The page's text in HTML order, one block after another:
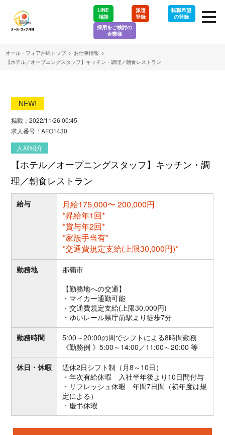
LINE
相談
派遣
登録
転職希望
の登録
採用をご検討の
企業様
オール・フォア沖縄トップ > お仕事情報 >
【ホテル／オープニングスタッフ】キッチン・調理／朝食レストラン
NEW!
掲載：2022/11/26 00:45
求人番号：AFO1430
人材紹介
【ホテル／オープニングスタッフ】キッチン・調
理／朝食レストラン
給与
月給175,000〜 200,000円
*昇給年1回*
*賞与年2回*
*家族手当有*
*交通費規定支給(上限30,000円)*
勤務地
那覇市
【勤務地への交通】
・マイカー通勤可能
・交通費規定支給(上限30,000円)
・ゆいレール県庁前駅より徒歩7分
勤務時間
5:00～20:00の間でシフトによる8時間勤務
《勤務例 》5:00～14:00／11:00～20:00 等
休日・休暇
週休2日シフト制（月8～10日）
・年次有給休暇 入社半年後より10日間付与
・リフレッシュ休暇 年間7日間（初年度は規
定による）
・慶弔休暇